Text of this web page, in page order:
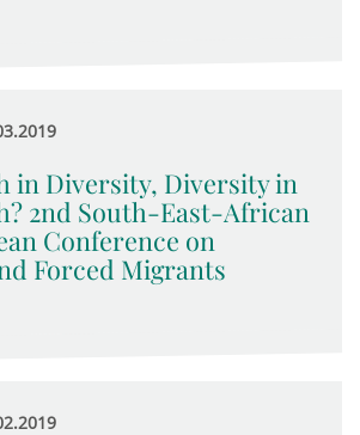
in Diversity, Diversity in
2nd South-East-African
Conference on
Forced Migrants